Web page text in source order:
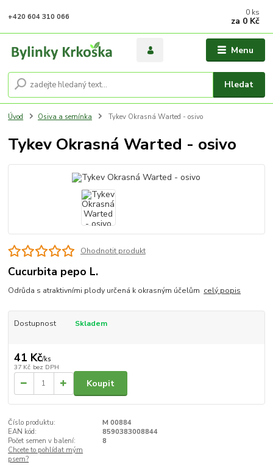
Menu
Hledat
+420 604 310 066 0 ks
za 0 Kč
Úvod Osiva a semínka Tykev Okrasná Warted - osivo
Tykev Okrasná Warted - osivo
Ohodnotit produkt
Cucurbita pepo L.
Odrůda s atraktivními plody určená k okrasným účelům celý popis
Dostupnost Skladem
41 Kč/ks
37 Kč bez DPH
Koupit
Číslo produktu:
M 00884
EAN kód:
8590383008844
Počet semen v balení:
8
Chcete to pohlídat mým
psem?